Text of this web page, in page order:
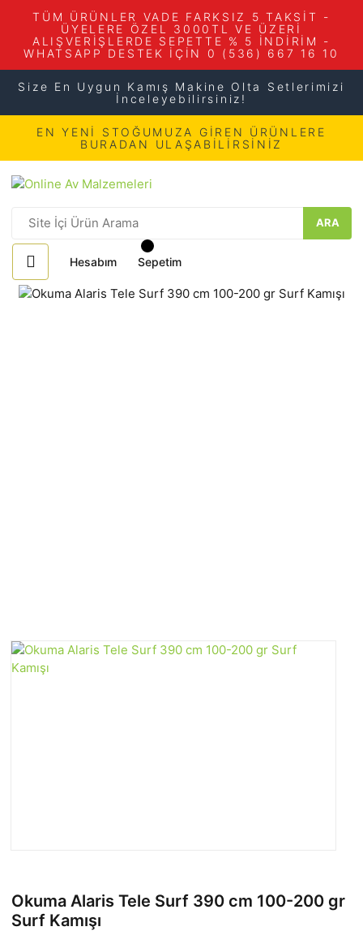
TÜM ÜRÜNLER VADE FARKSIZ 5 TAKSİT -
ÜYELERE ÖZEL 3000TL VE ÜZERİ
ALIŞVERİŞLERDE SEPETTE % 5 İNDİRİM -
WHATSAPP DESTEK İÇİN 0 (536) 667 16 10
Size En Uygun Kamış Makine Olta Setlerimizi
İnceleyebilirsiniz!
EN YENİ STOĞUMUZA GİREN ÜRÜNLERE
BURADAN ULAŞABİLİRSİNİZ
ARA
Hesabım Sepetim
Okuma Alaris Tele Surf 390 cm 100-200 gr
Surf Kamışı